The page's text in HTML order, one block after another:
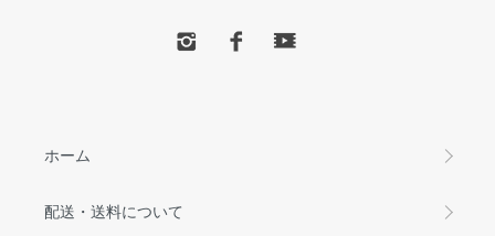
ホーム
配送・送料について